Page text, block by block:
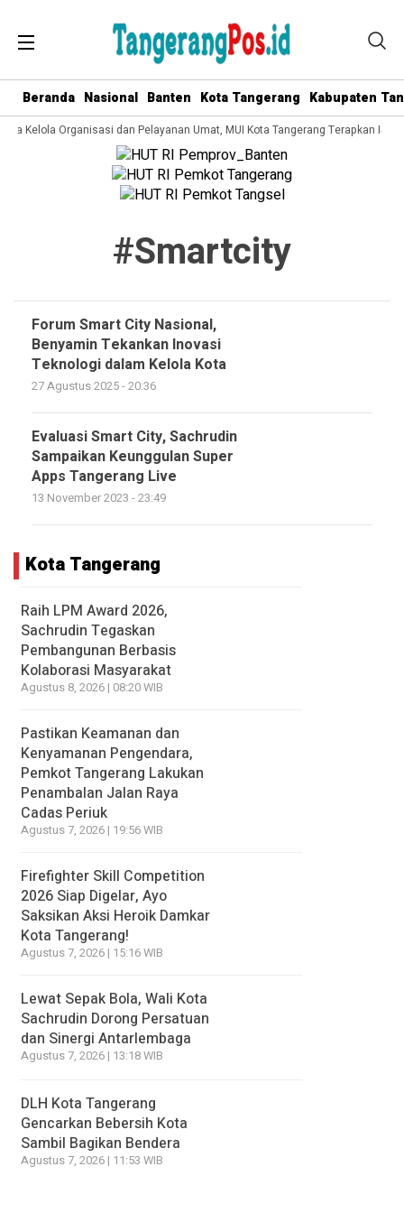
Beranda Nasional Banten Kota Tangerang Kabupaten
Kelola Organisasi dan Pelayanan Umat, MUI Kota Tangerang Terapkan ISO
#smartcity
Forum Smart City Nasional,
Benyamin Tekankan Inovasi
Teknologi dalam Kelola Kota
27 Agustus 2025 - 20:36
Evaluasi Smart City, Sachrudin
Sampaikan Keunggulan Super
Apps Tangerang Live
13 November 2023 - 23:49
Kota Tangerang
Raih LPM Award 2026,
Sachrudin Tegaskan
Pembangunan Berbasis
Kolaborasi Masyarakat
Agustus 8, 2026 | 08:20 WIB
Pastikan Keamanan dan
Kenyamanan Pengendara,
Pemkot Tangerang Lakukan
Penambalan Jalan Raya
Cadas Periuk
Agustus 7, 2026 | 19:56 WIB
Firefighter Skill Competition
2026 Siap Digelar, Ayo
Saksikan Aksi Heroik Damkar
Kota Tangerang!
Agustus 7, 2026 | 15:16 WIB
Lewat Sepak Bola, Wali Kota
Sachrudin Dorong Persatuan
dan Sinergi Antarlembaga
Agustus 7, 2026 | 13:18 WIB
DLH Kota Tangerang
Gencarkan Bebersih Kota
Sambil Bagikan Bendera
Agustus 7, 2026 | 11:53 WIB